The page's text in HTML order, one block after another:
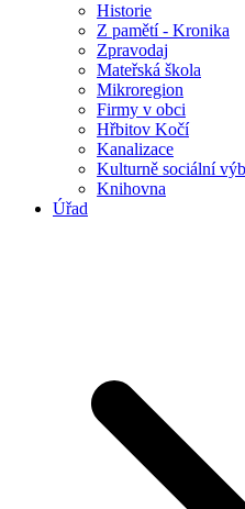
Historie
Z pamětí - Kronika
Zpravodaj
Mateřská škola
Mikroregion
Firmy v obci
Hřbitov Kočí
Kanalizace
Kulturně sociální
Knihovna
Úřad